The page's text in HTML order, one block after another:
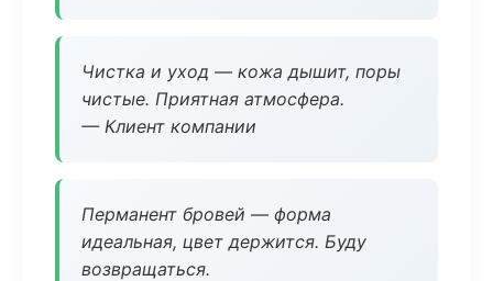
Чистка и уход — кожа дышит, поры
чистые. Приятная атмосфера.
— Клиент компании
Перманент бровей — форма
идеальная, цвет держится. Буду
возвращаться.